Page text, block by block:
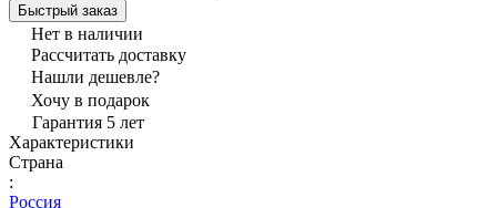
Быстрый заказ
Нет в наличии
Рассчитать доставку
Нашли дешевле?
Хочу в подарок
Гарантия 5 лет
Характеристики
Страна
:
Россия